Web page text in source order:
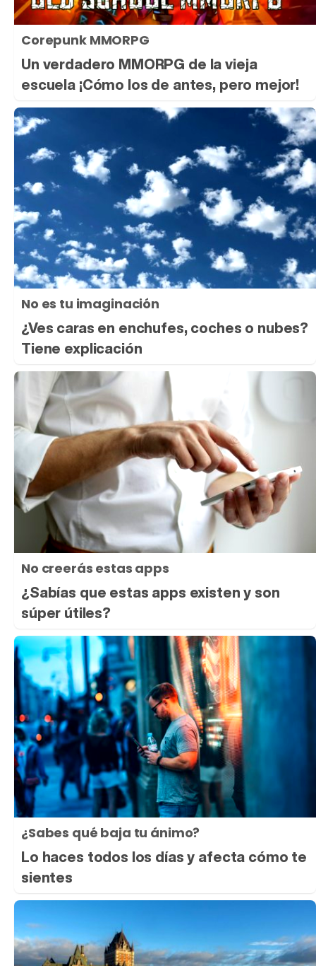
Corepunk MMORPG
Un verdadero MMORPG de la vieja
escuela ¡Cómo los de antes, pero mejor!
No es tu imaginación
¿Ves caras en enchufes, coches o nubes?
Tiene explicación
No creerás estas apps
¿Sabías que estas apps existen y son
súper útiles?
¿Sabes qué baja tu ánimo?
Lo haces todos los días y afecta cómo te
sientes